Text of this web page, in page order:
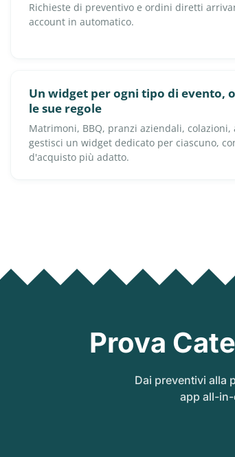
Richieste di preventivo e ordini diretti
account in automatico.
Un widget per ogni tipo di evento,
le sue regole
Matrimoni, BBQ, pranzi aziendali, colazioni,
gestisci un widget dedicato per ciascuno,
d'acquisto più adatto.
Prova
Dai preventivi alla
app all-